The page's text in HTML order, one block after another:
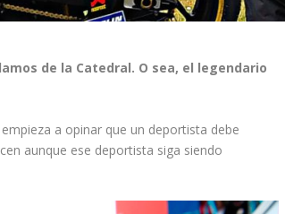
de la Catedral. O sea, el legendario
a opinar que un deportista debe
aunque ese deportista siga siendo